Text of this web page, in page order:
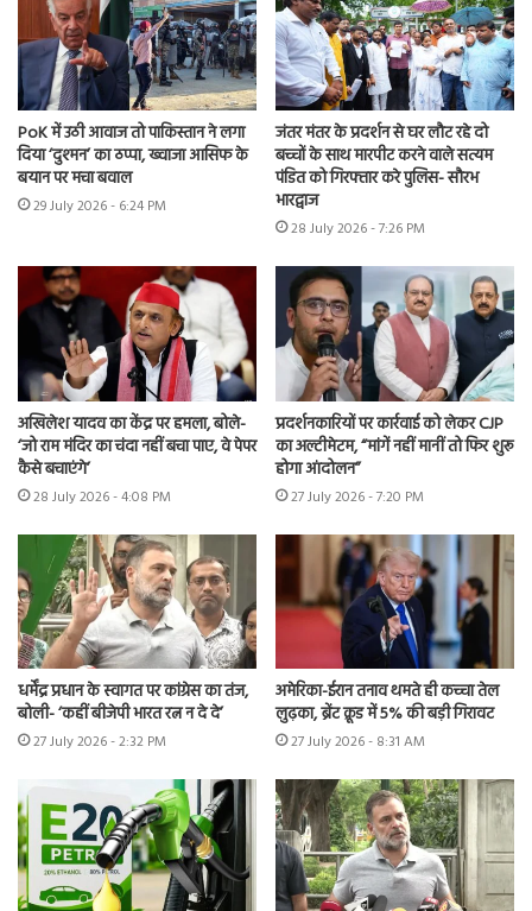
PoK में उठी आवाज तो पाकिस्तान ने लगा
दिया ‘दुश्मन’ का ठप्पा, ख्वाजा आसिफ के
बयान पर मचा बवाल
29 July 2026 - 6:24 PM
जंतर मंतर के प्रदर्शन से घर लौट रहे दो
बच्चों के साथ मारपीट करने वाले सत्यम
पंडित को गिरफ्तार करे पुलिस- सौरभ
भारद्वाज
28 July 2026 - 7:26 PM
अखिलेश यादव का केंद्र पर हमला, बोले-
‘जो राम मंदिर का चंदा नहीं बचा पाए, वे पेपर
कैसे बचाएंगे’
28 July 2026 - 4:08 PM
प्रदर्शनकारियों पर कार्रवाई को लेकर CJP
का अल्टीमेटम, “मांगें नहीं मानीं तो फिर शुरू
होगा आंदोलन”
27 July 2026 - 7:20 PM
धर्मेंद्र प्रधान के स्वागत पर कांग्रेस का तंज,
बोली- ‘कहीं बीजेपी भारत रत्न न दे दे’
27 July 2026 - 2:32 PM
अमेरिका-ईरान तनाव थमते ही कच्चा तेल
लुढ़का, ब्रेंट क्रूड में 5% की बड़ी गिरावट
27 July 2026 - 8:31 AM